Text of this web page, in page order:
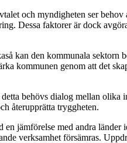
och myndigheten ser behov
Dessa faktorer är dock
kan den kommunala sektorn
kommunen genom att det
behövs dialog mellan olika
återupprätta tryggheten.
jämförelse med andra
verksamhet försämras.